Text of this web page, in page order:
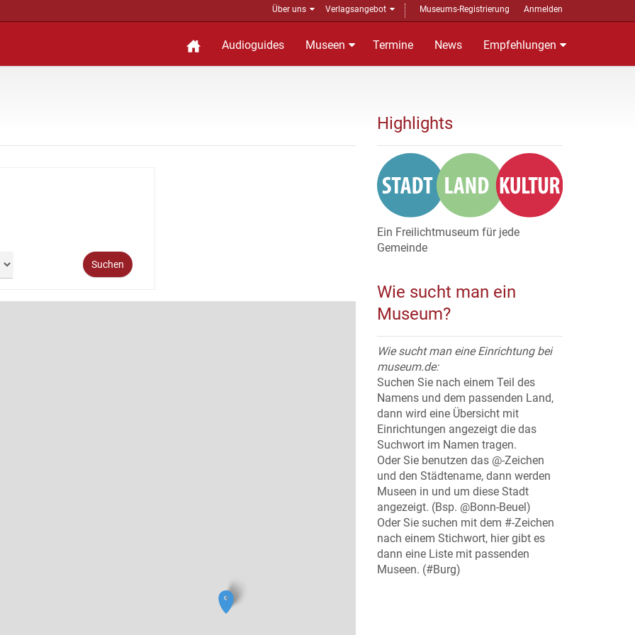
Über uns Verlagsangebot Museums-Registrierung Anmelden
Audioguides Museen Termine News Empfehlungen
Highlights
Ein Freilichtmuseum für jede
Gemeinde
Wie sucht man ein
Museum?
Wie sucht man eine Einrichtung bei
museum.de:
Suchen Sie nach einem Teil des
Namens und dem passenden Land,
dann wird eine Übersicht mit
Einrichtungen angezeigt die das
Suchwort im Namen tragen.
Oder Sie benutzen das @-Zeichen
und den Städtename, dann werden
Museen in und um diese Stadt
angezeigt. (Bsp. @Bonn-Beuel)
Oder Sie suchen mit dem #-Zeichen
nach einem Stichwort, hier gibt es
dann eine Liste mit passenden
Museen. (#Burg)